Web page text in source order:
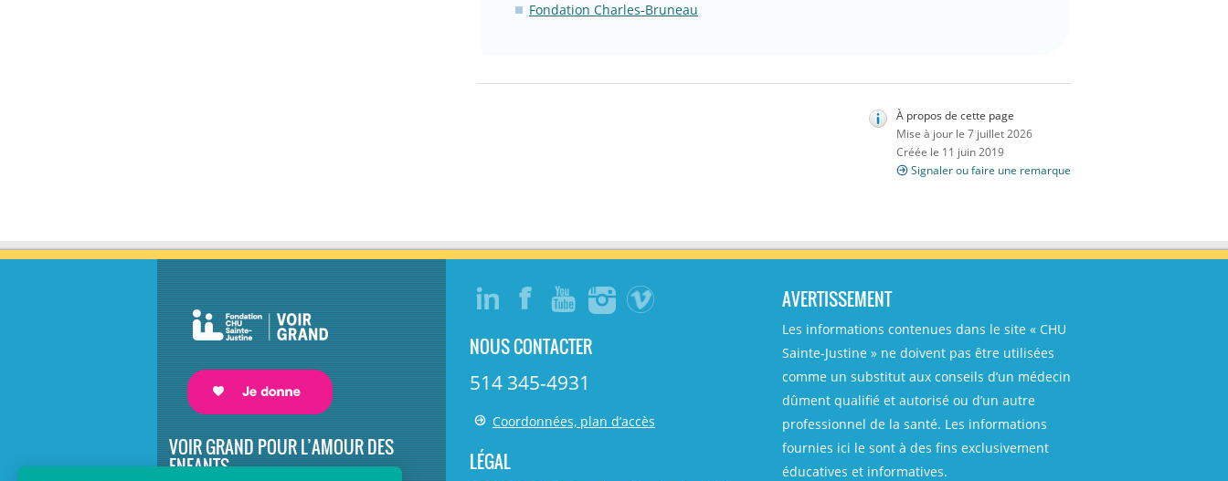
Fondation Charles-Bruneau
À propos de cette page
Mise à jour le 7 juillet 2026
Créée le 11 juin 2019
Signaler ou faire une remarque
VOIR GRAND POUR L’AMOUR DES
ENFANTS
NOUS CONTACTER
514 345-4931
Coordonnées, plan d’accès
LÉGAL
AVERTISSEMENT
Les informations contenues dans le site « CHU
Sainte-Justine » ne doivent pas être utilisées
comme un substitut aux conseils d’un médecin
dûment qualifié et autorisé ou d’un autre
professionnel de la santé. Les informations
fournies ici le sont à des fins exclusivement
éducatives et informatives.